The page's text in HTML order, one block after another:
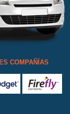
COMPAÑÍAS